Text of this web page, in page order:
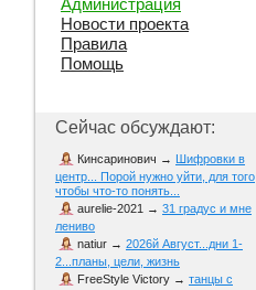
Администрация
Новости проекта
Правила
Помощь
Сейчас обсуждают:
Кинсаринович → Шифровки в
центр... Порой нужно уйти, для того
чтобы что-то понять...
aurelie-2021 → 31 градус и мне
лениво
natiur → 2026й Август...дни 1-
2...планы, цели, жизнь
FreeStyle Victory → танцы с